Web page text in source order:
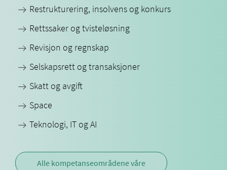
Restrukturering, insolvens og konkurs
Rettssaker og tvisteløsning
Revisjon og regnskap
Selskapsrett og transaksjoner
Skatt og avgift
Space
Teknologi, IT og AI
Alle kompetanseområdene våre